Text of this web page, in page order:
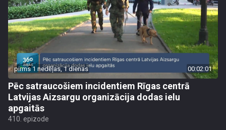
pirms 1 nedēļas, 1 dienas 00:02:01
Pēc satraucošiem incidentiem Rīgas centrā
Latvijas Aizsargu organizācija dodas ielu
apgaitās
410. epizode